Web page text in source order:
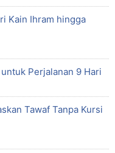
Kain Ihram hingga
Perjalanan 9 Hari
Tawaf Tanpa Kursi